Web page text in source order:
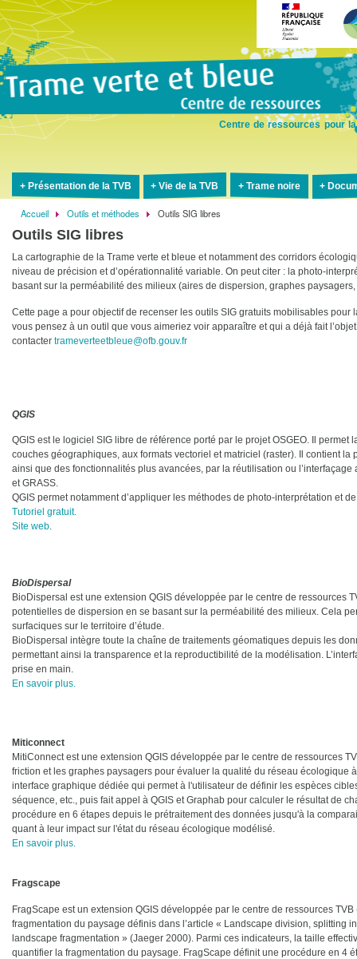
Centre de ressources pour
Présentation de la TVB Vie de la TVB Trame noire
Fil
d'Ariane
Accueil Outils et méthodes Outils SIG libres
Outils SIG libres
La cartographie de la Trame verte et bleue et notamment des corridors
niveau de précision et d’opérationnalité variable. On peut citer : la photo-
basant sur la perméabilité des milieux (aires de dispersion, graphes
Cette page a pour objectif de recenser les outils SIG gratuits mobilisables pour
vous pensez à un outil que vous aimeriez voir apparaître et qui a déjà fait
contacter trameverteetbleue@ofb.gouv.fr
QGIS est le logiciel SIG libre de référence porté par le projet OSGEO. Il
couches géographiques, aux formats vectoriel et matriciel (raster). Il contient
ainsi que des fonctionnalités plus avancées, par la réutilisation ou
et GRASS.
QGIS permet notamment d’appliquer les méthodes de photo-interprétation et
Tutoriel gratuit.
Site web.
BioDispersal est une extension QGIS développée par le centre de ressources
potentielles de dispersion en se basant sur la perméabilité des milieux. Cela
surfaciques sur le territoire d’étude.
BioDispersal intègre toute la chaîne de traitements géomatiques depuis les
permettant ainsi la transparence et la reproductibilité de la modélisation.
prise en main.
En savoir plus.
MitiConnect est une extension QGIS développée par le centre de ressources
friction et les graphes paysagers pour évaluer la qualité du réseau écologique
interface graphique dédiée qui permet à l'utilisateur de définir les espèces
séquence, etc., puis fait appel à QGIS et Graphab pour calculer le résultat de
procédure en 6 étapes depuis le prétraitement des données jusqu'à la
quant à leur impact sur l'état du réseau écologique modélisé.
En savoir plus.
Fragscape
FragScape est un extension QGIS développée par le centre de ressources
fragmentation du paysage définis dans l’article « Landscape division, splitting
landscape fragmentation » (Jaeger 2000). Parmi ces indicateurs, la taille
quantifier la fragmentation du paysage. FragScape définit une procédure en 4